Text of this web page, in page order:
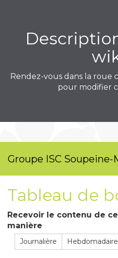
Rendez-vous dans la roue
pour modifier
Groupe ISC Soupeine-
Tableau de
Recevoir le contenu de
manière
Journalière Hebdomadaire